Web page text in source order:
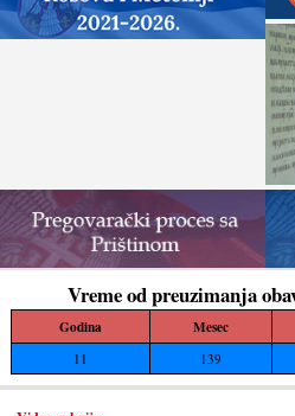
Vreme od preuzimanja
Godina Mesec
11 139